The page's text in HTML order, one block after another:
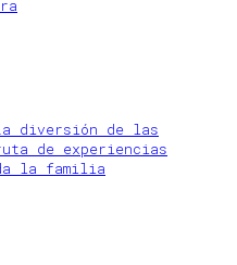
diversión de las
de experiencias
la familia